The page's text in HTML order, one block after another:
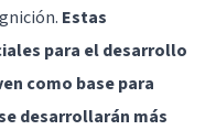
Estas
para el desarrollo
como base para
desarrollarán más